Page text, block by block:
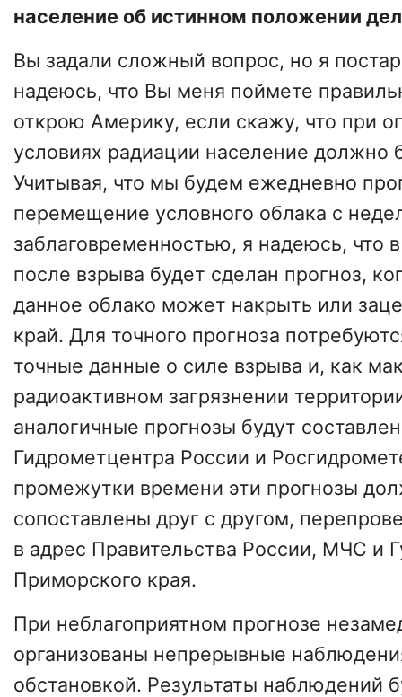
население об истинном положении
Вы задали сложный вопрос, но я
надеюсь, что Вы меня поймете
открою Америку, если скажу, что при
условиях радиации население должно
Учитывая, что мы будем ежедневно
перемещение условного облака с
заблаговременностью, я надеюсь, что
после взрыва будет сделан прогноз,
данное облако может накрыть или
край. Для точного прогноза
точные данные о силе взрыва и, как
радиоактивном загрязнении
аналогичные прогнозы будут
Гидрометцентра России и
промежутки времени эти прогнозы
сопоставлены друг с другом,
в адрес Правительства России, МЧС и
Приморского края.
При неблагоприятном прогнозе
организованы непрерывные
обстановкой. Результаты наблюдений